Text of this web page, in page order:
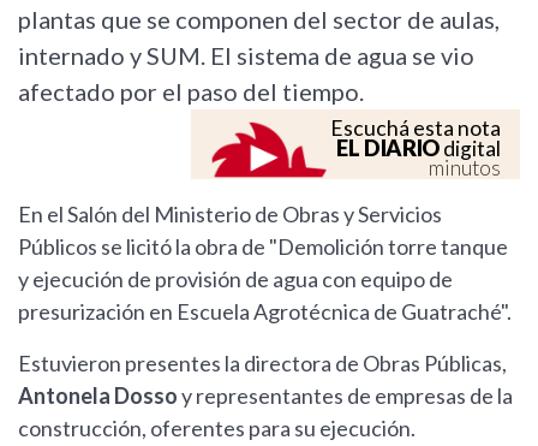
plantas que se componen del sector de aulas,
internado y SUM. El sistema de agua se vio
afectado por el paso del tiempo.
Escuchá esta nota
EL DIARIOdigital
minutos
En el Salón del Ministerio de Obras y Servicios
Públicos se licitó la obra de "Demolición torre tanque
y ejecución de provisión de agua con equipo de
presurización en Escuela Agrotécnica de Guatraché".
Estuvieron presentes la directora de Obras Públicas,
Antonela Dossoy representantes de empresas de la
construcción, oferentes para su ejecución.